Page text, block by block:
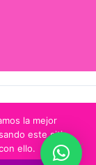
la mejor
este sitio,
ello.